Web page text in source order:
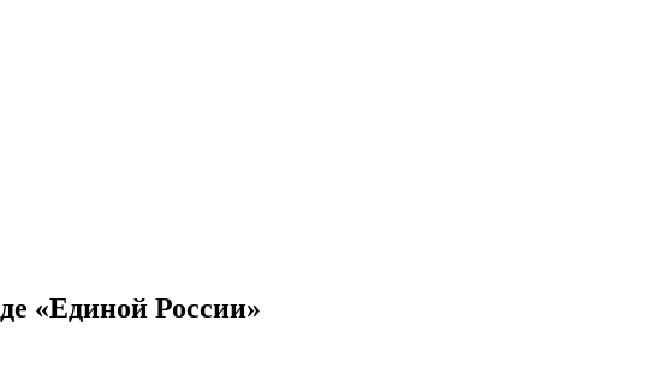
«Единой России»